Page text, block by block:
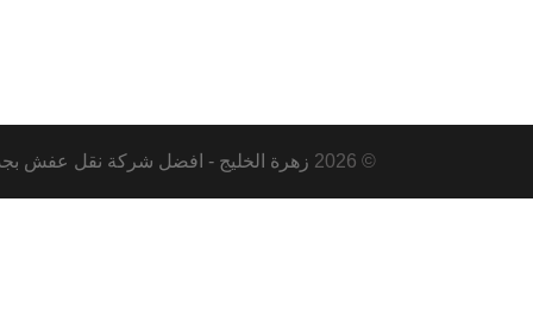
© 2026 زهرة الخليج - افضل شركة نقل عفش بجدة ومكة